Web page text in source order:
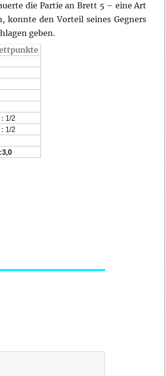
die Partie an Brett 5 – eine Art
konnte den Vorteil seines Gegners
geben.
: 1/2
: 1/2